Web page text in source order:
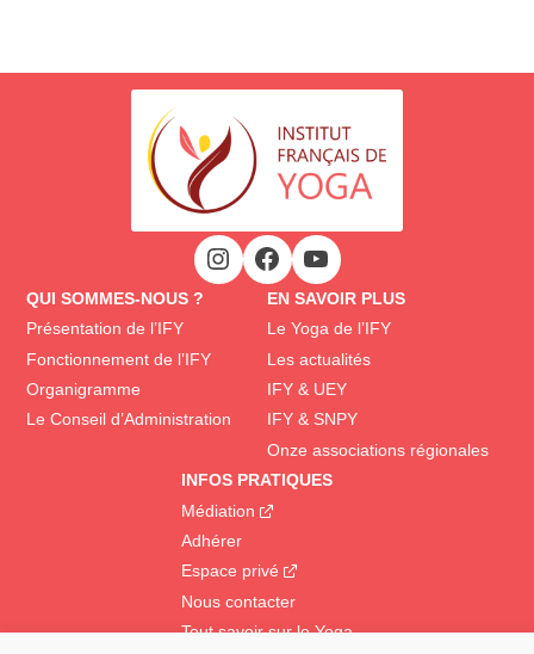
QUI SOMMES-NOUS ?
Présentation de l’IFY
Fonctionnement de l’IFY
Organigramme
Le Conseil d’Administration
EN SAVOIR PLUS
Le Yoga de l’IFY
Les actualités
IFY & UEY
IFY & SNPY
Onze associations régionales
INFOS PRATIQUES
Médiation
Adhérer
Espace privé
Nous contacter
Tout savoir sur le Yoga